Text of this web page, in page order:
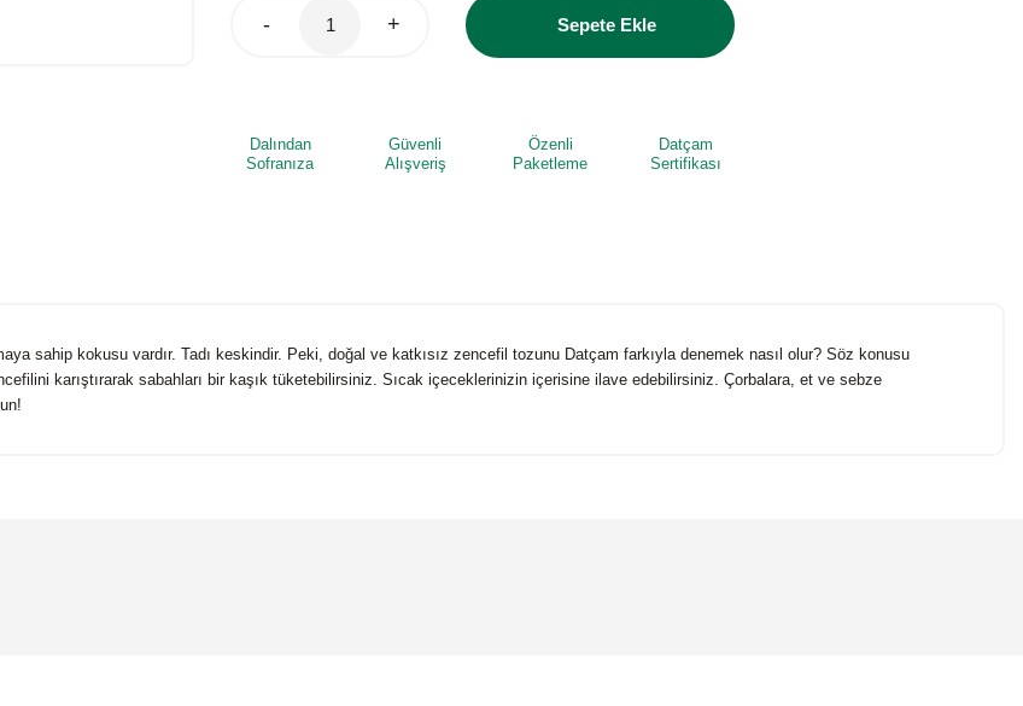
- + Sepete Ekle
Dalından
Sofranıza
Güvenli
Alışveriş
Özenli
Paketleme
Datçam
Sertifikası
sahip kokusu vardır. Tadı keskindir. Peki, doğal ve katkısız zencefil tozunu Datçam farkıyla denemek nasıl olur? Söz konusu
karıştırarak sabahları bir kaşık tüketebilirsiniz. Sıcak içeceklerinizin içerisine ilave edebilirsiniz. Çorbalara, et ve sebze